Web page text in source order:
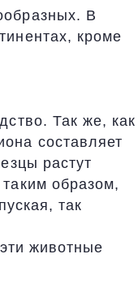
В
кроме
Так же, как
составляет
растут
образом,
так
животные